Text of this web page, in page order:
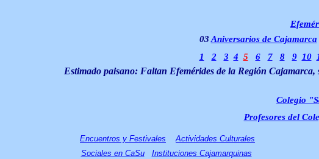
03 Aniversarios de Cajamarca
1
2 3 4 5 6 7 8 9 10
Estimado paisano: Faltan Efemérides de la Región
Colegio
Profesores del
Encuentros y Festivales
Actividades Culturales
Sociales en CaSu
Instituciones Cajamarquinas